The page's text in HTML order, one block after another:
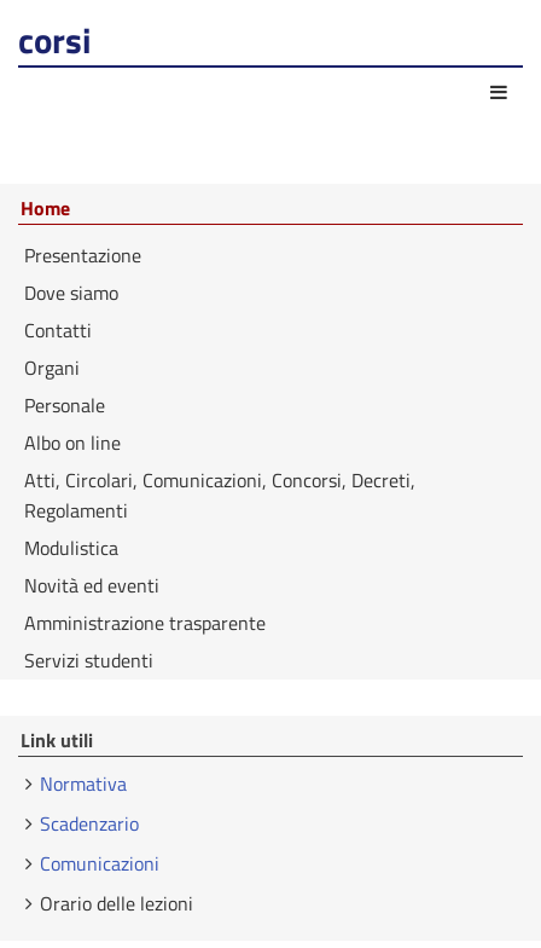
corsi
Home
Presentazione
Dove siamo
Contatti
Organi
Personale
Albo on line
Atti, Circolari, Comunicazioni, Concorsi, Decreti,
Regolamenti
Modulistica
Novità ed eventi
Amministrazione trasparente
Servizi studenti
Link utili
Normativa
Scadenzario
Comunicazioni
Orario delle lezioni